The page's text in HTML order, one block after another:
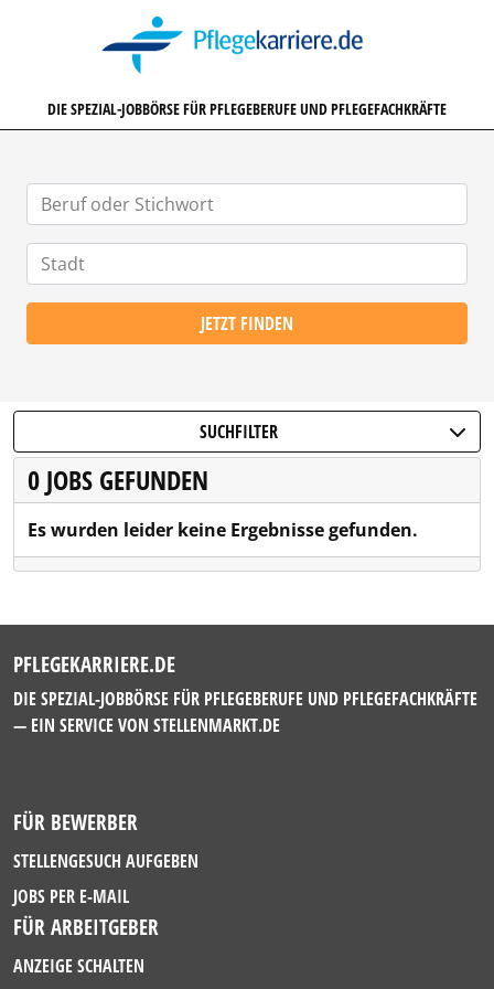
DIE SPEZIAL-JOBBÖRSE FÜR PFLEGEBERUFE UND PFLEGEFACHKRÄFTE
JETZT FINDEN
SUCHFILTER
0 JOBS GEFUNDEN
Es wurden leider keine Ergebnisse gefunden.
PFLEGEKARRIERE.DE
DIE SPEZIAL-JOBBÖRSE FÜR PFLEGEBERUFE UND PFLEGEFACHKRÄFTE
— EIN SERVICE VON STELLENMARKT.DE
FÜR BEWERBER
STELLENGESUCH AUFGEBEN
JOBS PER E-MAIL
FÜR ARBEITGEBER
ANZEIGE SCHALTEN